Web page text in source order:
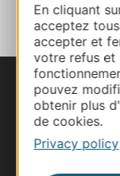
En cliquant
acceptez
accepter et
votre refus et
pouvez
obtenir plus
de cookies.
Privacy policy